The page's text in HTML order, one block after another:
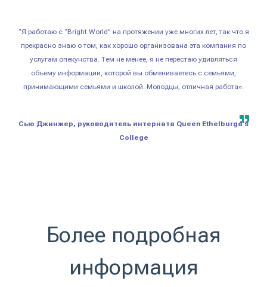
“Я работаю с “Bright World" на протяжении уже многих лет, так что я
прекрасно знаю о том, как хорошо организована эта компания по
услугам опекунства. Тем не менее, я не перестаю удивляться
объему информации, которой вы обмениваетесь с семьями,
принимающими семьями и школой. Молодцы, отличная работа».
Сью Джинжер, руководитель интерната Queen Ethelburga's
College
Более подробная
информация